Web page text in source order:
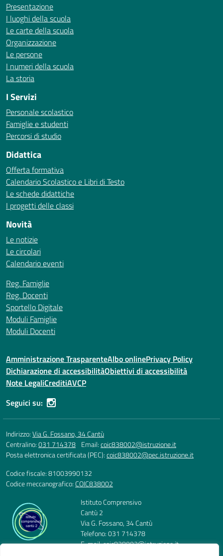
Presentazione
I luoghi della scuola
Le carte della scuola
Organizzazione
Le persone
I numeri della scuola
La storia
I Servizi
Personale scolastico
Famiglie e studenti
Percorsi di studio
Didattica
Offerta formativa
Calendario Scolastico e Libri di Testo
Le schede didattiche
I progetti delle classi
Novità
Le notizie
Le circolari
Calendario eventi
Reg. Famiglie
Reg. Docenti
Sportello Digitale
Moduli Famiglie
Moduli Docenti
Amministrazione TrasparenteAlbo onlinePrivacy Policy
Dichiarazione di accessibilitàObiettivi di accessibilità
Note LegaliCreditiAVCP
Seguici su:
Indirizzo:Via G. Fossano, 34 Cantù
Centralino:031 714378 Email:coic838002@istruzione.it
Posta elettronica certificata (PEC):coic838002@pec.istruzione.it
Codice fiscale: 81003990132
Codice meccanografico:COIC838002
Istituto Comprensivo
Cantù 2
Via G. Fossano, 34 Cantù
Telefono: 031 714378
E-mail: coic838002@istruzione.it